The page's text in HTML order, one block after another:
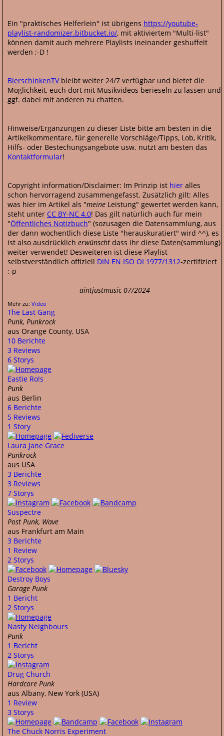
Ein "praktisches Helferlein" ist übrigens https://youtube-
playlist-randomizer.bitbucket.io/, mit aktiviertem "Multi-list"
können damit auch mehrere Playlists ineinander geshuffelt
werden ;-D !
BierschinkenTVbleibt weiter 24/7 verfügbar und bietet die
Möglichkeit, euch dort mit Musikvideos berieseln zu lassen und
ggf. dabei mit anderen zu chatten.
Hinweise/Ergänzungen zu dieser Liste bitte am besten in die
Artikelkommentare, für generelle Vorschläge/Tipps, Lob, Kritik,
Hilfs- oder Bestechungsangebote usw. nutzt am besten das
Kontaktformular!
Copyright information/Disclaimer: Im Prinzip ist hier alles
schon hervorragend zusammengefasst. Zusätzlich gilt: Alles
was hier im Artikel als "meine Leistung" gewertet werden kann,
steht unter CC BY-NC 4.0! Das gilt natürlich auch für mein
"Öffentliches Notizbuch" (sozusagen die Datensammlung, aus
der dann wöchentlich diese Liste "herauskuratiert" wird ^^), es
ist also ausdrücklich erwünscht dass ihr diese Daten(sammlung)
weiter verwendet! Desweiteren ist diese Playlist
selbstverständlich offiziell DIN EN ISO OI 1977/1312-zertifiziert
;-p
aintjustmusic 07/2024
Mehr zu: Video
The Last Gang
Punk, Punkrock
aus Orange County, USA
10 Berichte
3 Reviews
6 Storys
Eastie Ro!s
Punk
aus Berlin
6 Berichte
5 Reviews
1 Story
Laura Jane Grace
Punkrock
aus USA
3 Berichte
3 Reviews
7 Storys
Suspectre
Post Punk, Wave
aus Frankfurt am Main
3 Berichte
1 Review
2 Storys
Destroy Boys
Garage Punk
1 Bericht
2 Storys
Nasty Neighbours
Punk
1 Bericht
2 Storys
Drug Church
Hardcore Punk
aus Albany, New York (USA)
1 Review
3 Storys
The Chuck Norris Experiment